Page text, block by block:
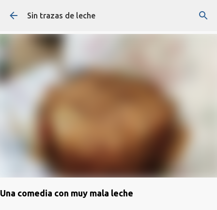
Ir al contenido principal
Sin trazas de leche
Una comedia con muy mala leche